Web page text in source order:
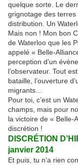
quelque sorte. Le
grignotage des
distribution. Un
Mais non ! Mon bon
de Waterloo que les
appelé « Belle-
perception d’un
l’observateur. Tout
bataille, l’ouverture
migrants…
Pour toi, c’est un
champs, mais pour
la victoire de « Belle-
discrétion !
DISCRÉTION
janvier 2014
Et puis, tu n’a rien